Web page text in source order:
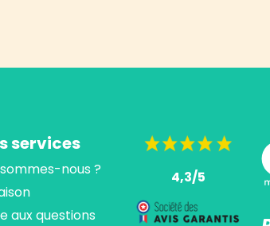
services
nous ?
aux questions
4,3/5